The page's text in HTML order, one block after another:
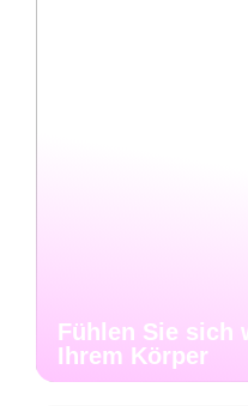
Fühlen Sie sich
Ihrem Körper